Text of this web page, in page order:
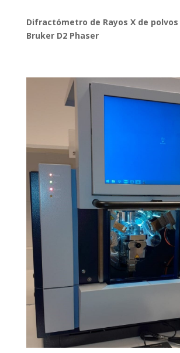
Difractómetro de Rayos X de polvos
Bruker D2 Phaser